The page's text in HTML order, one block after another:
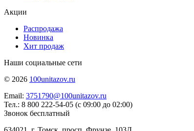
Акции
Распродажа
Новинка
Хит продаж
Наши социальные сети
© 2026 100unitazov.ru
Email: 3751790@100unitazov.ru
Тел.: 8 800 222-54-05 (с 09:00 до 02:00)
Звонок бесплатный